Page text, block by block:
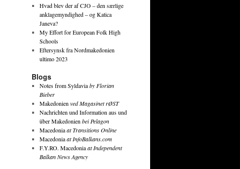
Hvad blev der af CJO – den særlige
anklagemyndighed – og Katica
Janeva?
My Effort for European Folk High
Schools
Eftersynsk fra Nordmakedonien
ultimo 2023
Blogs
Notes from Syldaviaby Florian
Bieber
Makedonien ved Magasinet rØST
Nachrichten und Information aus und
über Makedonien bei Pelagon
Macedoniaat Transitions Online
Macedoniaat InfoBalkans.com
F.Y.RO. Macedoniaat Independent
Balkan News Agency